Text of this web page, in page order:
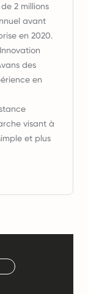
2 millions
avant
en 2020.
des
en
visant à
et plus